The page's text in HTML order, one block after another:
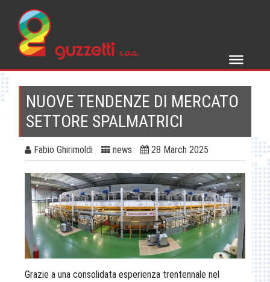
content
NUOVE TENDENZE DI MERCATO
SETTORE SPALMATRICI
Fabio Ghirimoldi news 28 March 2025
Grazie a una consolidata esperienza trentennale nel